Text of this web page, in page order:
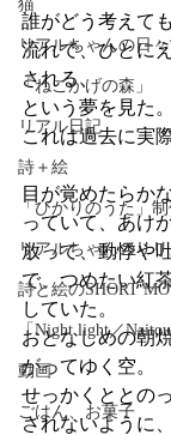
猫
リアルちゃんの日
「ねこかげの森」
リアル日記
詩＋絵
「ひかりのうた」
リアルちゃんのリ
詩と絵のSHORT
「Night light／Naitou
動画
ごはん、お菓子
誰がどう考えて
流れで、ひとに
される、
という夢を見た。
これは過去に実
目が覚めたらか
っていて、あけ
放って、動悸や
で、つめたい紅
していた。
おとなしめの朝
がってゆく空。
せっかくととの
されないように